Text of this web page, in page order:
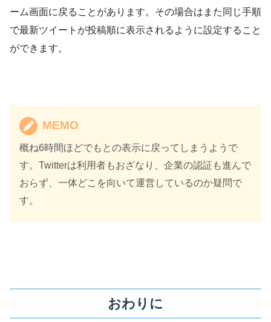
ーム画面に戻ることがあります。その場合はまた同じ手順
で最新ツイートが投稿順に表示されるように設定すること
ができます。
MEMO
概ね6時間ほどでもとの表示に戻ってしまうようで
す。Twitterは利用者もおざなり、企業の認証も進んで
おらず、一体どこを向いて運営しているのか疑問で
す。
おわりに